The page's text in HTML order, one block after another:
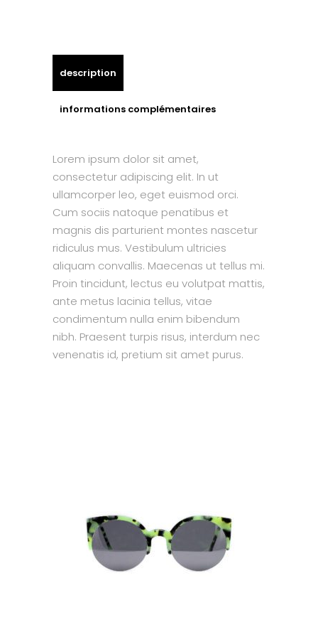
description
informations complémentaires
Lorem ipsum dolor sit amet,
consectetur adipiscing elit. In ut
ullamcorper leo, eget euismod orci.
Cum sociis natoque penatibus et
magnis dis parturient montes nascetur
ridiculus mus. Vestibulum ultricies
aliquam convallis. Maecenas ut tellus mi.
Proin tincidunt, lectus eu volutpat mattis,
ante metus lacinia tellus, vitae
condimentum nulla enim bibendum
nibh. Praesent turpis risus, interdum nec
venenatis id, pretium sit amet purus.